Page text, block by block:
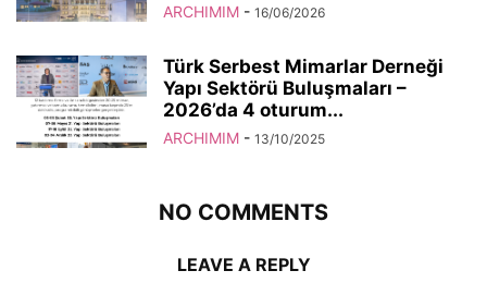
ARCHIMIM - 16/06/2026
Türk Serbest Mimarlar Derneği
Yapı Sektörü Buluşmaları –
2026’da 4 oturum...
ARCHIMIM - 13/10/2025
NO COMMENTS
LEAVE A REPLY